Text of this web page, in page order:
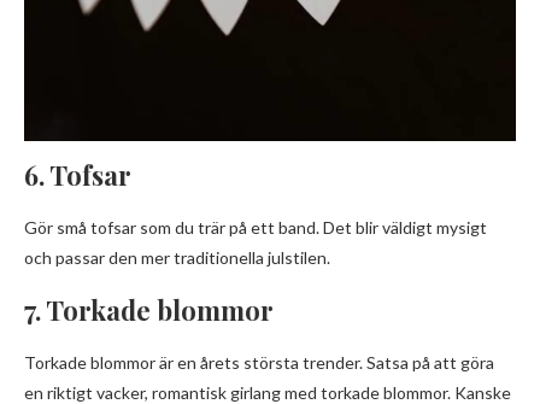
6. Tofsar
Gör små tofsar som du trär på ett band. Det blir väldigt mysigt
och passar den mer traditionella julstilen.
7. Torkade blommor
Torkade blommor är en årets största trender. Satsa på att göra
en riktigt vacker, romantisk girlang med torkade blommor. Kanske